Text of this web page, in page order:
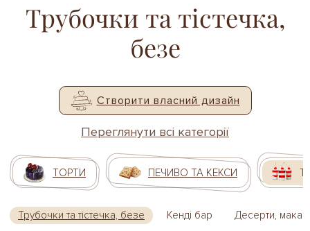
Трубочки та тістечка,
безе
Створити власний дизайн
Переглянути всі категорії
ТОРТИ ПЕЧИВО ТА КЕКСИ
Трубочки та тістечка, безе Кенді бар Десерти,